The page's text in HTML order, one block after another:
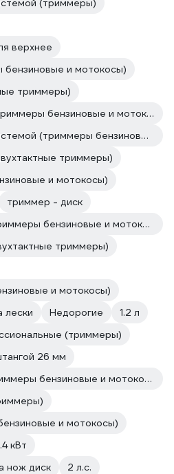
(триммеры)
верхнее
и мотокосы)
триммеры)
С ручным стартером (триммеры бензиновые и мотокосы)
С антивибрационной системой (триммеры бензиновые и мотокосы)
триммеры)
и мотокосы)
триммер - диск
С плечевым ремнем (триммеры бензиновые и мотокосы)
триммеры)
и мотокосы)
лески
Недорогие
1.2 л
(триммеры)
26 мм
профессиональные (триммеры бензиновые и мотокосы)
и мотокосы)
кВт
нож диск
2 л.с.